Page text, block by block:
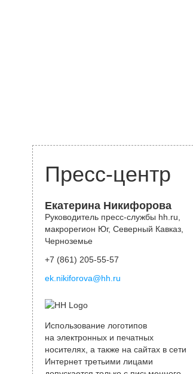
Пресс-центр
Екатерина Никифорова
Руководитель пресс-службы hh.ru,
макрорегион Юг, Северный Кавказ,
Черноземье
+7 (861) 205-55-57
ek.nikiforova@hh.ru
Использование логотипов
на электронных и печатных
носителях, а также на сайтах в сети
Интернет третьими лицами